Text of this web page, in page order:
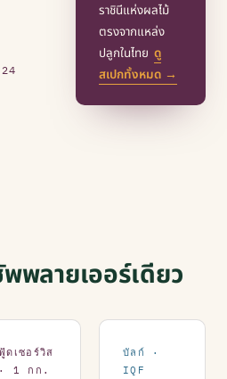
ราชินีแห่งผลไม้
ตรงจากแหล่ง
ปลูกในไทย ดู
สเปกทั้งหมด →
พลายเออร์เดียว
ดเซอร์วิส
· 1 กก.
บัลก์ ·
IQF